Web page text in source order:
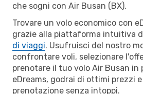
che sogni con Air Busan (BX).
Trovare un volo economico con
grazie alla piattaforma intuitiva
di viaggi. Usufruisci del nostro
confrontare voli, selezionare
prenotare il tuo volo Air Busan in
eDreams, godrai di ottimi prezzi e
prenotazione senza intoppi.